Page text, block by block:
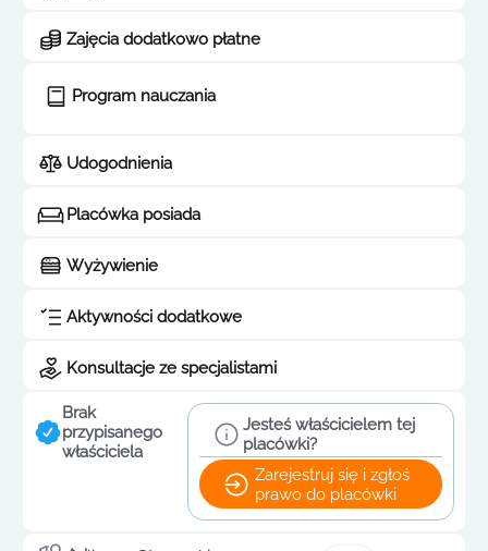
Zajęcia dodatkowo płatne
Program nauczania
Udogodnienia
Placówka posiada
Wyżywienie
Aktywności dodatkowe
Konsultacje ze specjalistami
Brak
przypisanego
właściciela
Jesteś właścicielem tej
placówki?
Zarejestruj się i zgłoś
prawo do placówki